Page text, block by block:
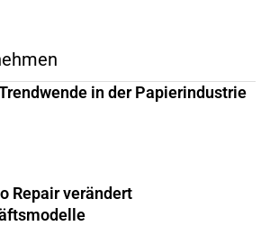
in der Papierindustrie
Repair verändert